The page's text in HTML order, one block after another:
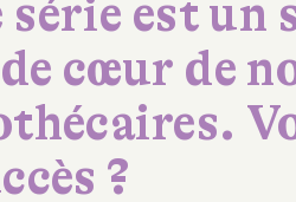
série est un
cœur de
?